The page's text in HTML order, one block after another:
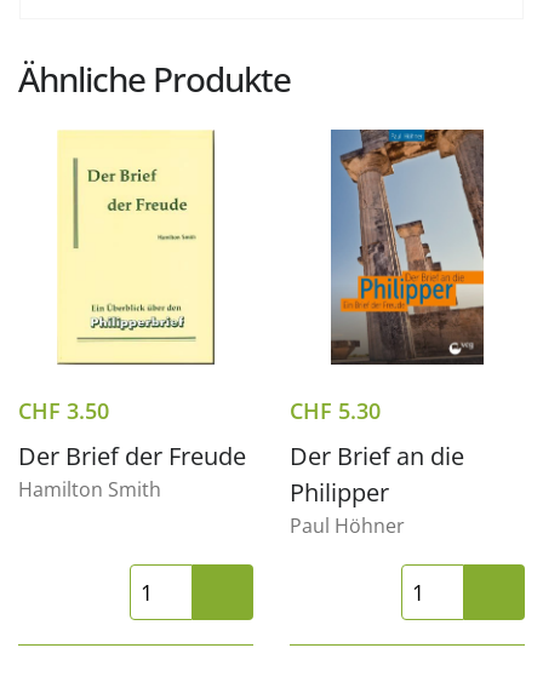
Ähnliche Produkte
CHF 3.50
Der Brief der Freude
Hamilton Smith
CHF 5.30
Der Brief an die
Philipper
Paul Höhner